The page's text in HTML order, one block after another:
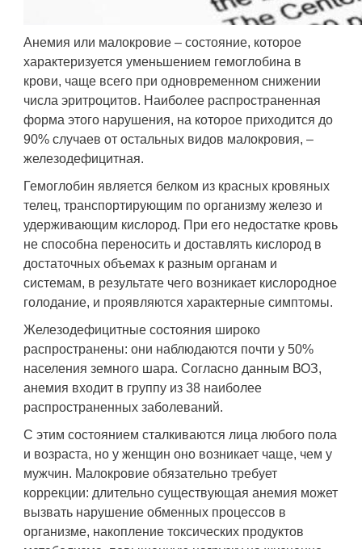
Анемия или малокровие – состояние, которое
характеризуется уменьшением гемоглобина в
крови, чаще всего при одновременном снижении
числа эритроцитов. Наиболее распространенная
форма этого нарушения, на которое приходится до
90% случаев от остальных видов малокровия, –
железодефицитная.
Гемоглобин является белком из красных кровяных
телец, транспортирующим по организму железо и
удерживающим кислород. При его недостатке кровь
не способна переносить и доставлять кислород в
достаточных объемах к разным органам и
системам, в результате чего возникает кислородное
голодание, и проявляются характерные симптомы.
Железодефицитные состояния широко
распространены: они наблюдаются почти у 50%
населения земного шара. Согласно данным ВОЗ,
анемия входит в группу из 38 наиболее
распространенных заболеваний.
С этим состоянием сталкиваются лица любого пола
и возраста, но у женщин оно возникает чаще, чем у
мужчин. Малокровие обязательно требует
коррекции: длительно существующая анемия может
вызвать нарушение обменных процессов в
организме, накопление токсических продуктов